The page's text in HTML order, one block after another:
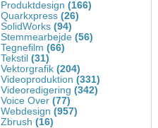
Produktdesign (166)
Quarkxpress (26)
SolidWorks (94)
Stemmearbejde (56)
Tegnefilm (66)
Tekstil (31)
Vektorgrafik (204)
Videoproduktion (331)
Videoredigering (342)
Voice Over (77)
Webdesign (957)
Zbrush (16)